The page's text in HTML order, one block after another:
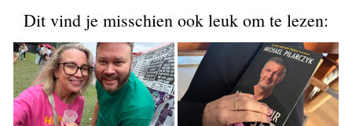
Dit vind je misschien ook leuk om te lezen: